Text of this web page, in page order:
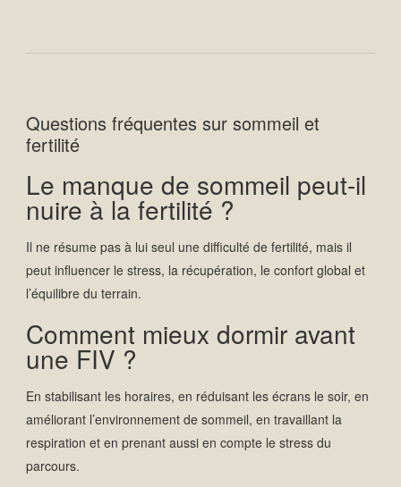
Questions fréquentes sur sommeil et
fertilité
Le manque de sommeil peut-il
nuire à la fertilité ?
Il ne résume pas à lui seul une difficulté de fertilité, mais il
peut influencer le stress, la récupération, le confort global et
l’équilibre du terrain.
Comment mieux dormir avant
une FIV ?
En stabilisant les horaires, en réduisant les écrans le soir, en
améliorant l’environnement de sommeil, en travaillant la
respiration et en prenant aussi en compte le stress du
parcours.